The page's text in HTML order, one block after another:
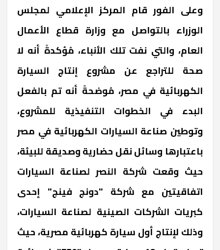
وعلى الفور قام المركز الإعلامي لمجلس
الوزراء بالتواصل مع وزارة قطاع الأعمال
العام، والتي نفت تلك الأنباء، مُؤكدةً أنه لا
صحة للتراجع عن مشروع إنتاج السيارة
الكهربائية في مصر، مُوضحةً أنه تم بالفعل
البدء في الخطوات التنفيذية للمشروع،
وتوطين صناعة السيارات الكهربائية في مصر
باعتبارها وسائل نقل حضارية وصديقة للبيئة،
حيث وقعت شركة النصر لصناعة السيارات
اتفاقيتين مع شركة "دونج فينج" إحدى
كبريات الشركات الصينية لصناعة السيارات،
وذلك لإنتاج أول سيارة كهربائية مصرية، حيث